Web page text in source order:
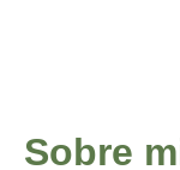
Sobre